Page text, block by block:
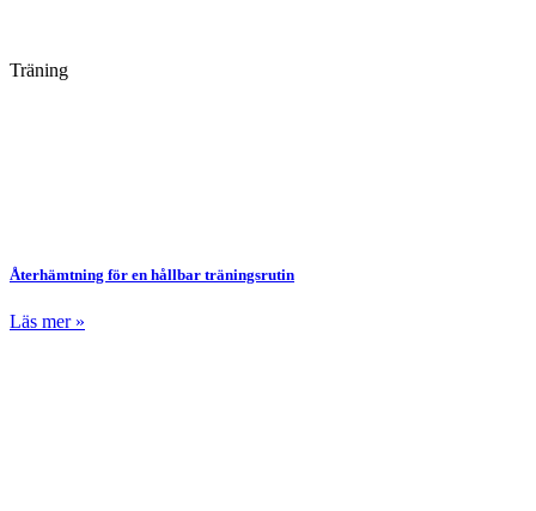
Träning
Återhämtning för en hållbar träningsrutin
Läs mer »